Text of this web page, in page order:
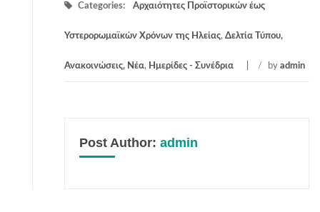
Categories: Αρχαιότητες Προϊστορικών έως
Υστερορωμαϊκών Χρόνων της Ηλείας, Δελτία Τύπου,
Ανακοινώσεις, Νέα, Ημερίδες - Συνέδρια / by admin
Post Author: admin